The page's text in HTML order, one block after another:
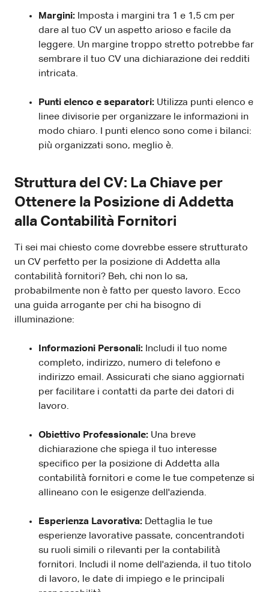
Margini: Imposta i margini tra 1 e 1,5 cm per
dare al tuo CV un aspetto arioso e facile da
leggere. Un margine troppo stretto potrebbe far
sembrare il tuo CV una dichiarazione dei redditi
intricata.
Punti elenco e separatori: Utilizza punti elenco e
linee divisorie per organizzare le informazioni in
modo chiaro. I punti elenco sono come i bilanci:
più organizzati sono, meglio è.
Struttura del CV: La Chiave per
Ottenere la Posizione di Addetta
alla Contabilità Fornitori
Ti sei mai chiesto come dovrebbe essere strutturato
un CV perfetto per la posizione di Addetta alla
contabilità fornitori? Beh, chi non lo sa,
probabilmente non è fatto per questo lavoro. Ecco
una guida arrogante per chi ha bisogno di
illuminazione:
Informazioni Personali: Includi il tuo nome
completo, indirizzo, numero di telefono e
indirizzo email. Assicurati che siano aggiornati
per facilitare i contatti da parte dei datori di
lavoro.
Obiettivo Professionale: Una breve
dichiarazione che spiega il tuo interesse
specifico per la posizione di Addetta alla
contabilità fornitori e come le tue competenze si
allineano con le esigenze dell'azienda.
Esperienza Lavorativa: Dettaglia le tue
esperienze lavorative passate, concentrandoti
su ruoli simili o rilevanti per la contabilità
fornitori. Includi il nome dell'azienda, il tuo titolo
di lavoro, le date di impiego e le principali